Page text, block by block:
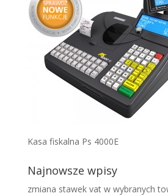
Kasa fiskalna Ps 4000E
Najnowsze wpisy
zmiana stawek vat w wybranych